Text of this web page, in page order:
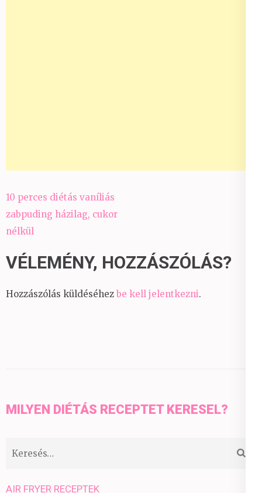
Bejegyzés
navigáció
10 perces diétás vaníliás
zabpuding házilag, cukor
nélkül
VÉLEMÉNY, HOZZÁSZÓLÁS?
Hozzászólás küldéséhez be kell jelentkezni.
MILYEN DIÉTÁS RECEPTET KERESEL?
Keresés:
AIR FRYER RECEPTEK